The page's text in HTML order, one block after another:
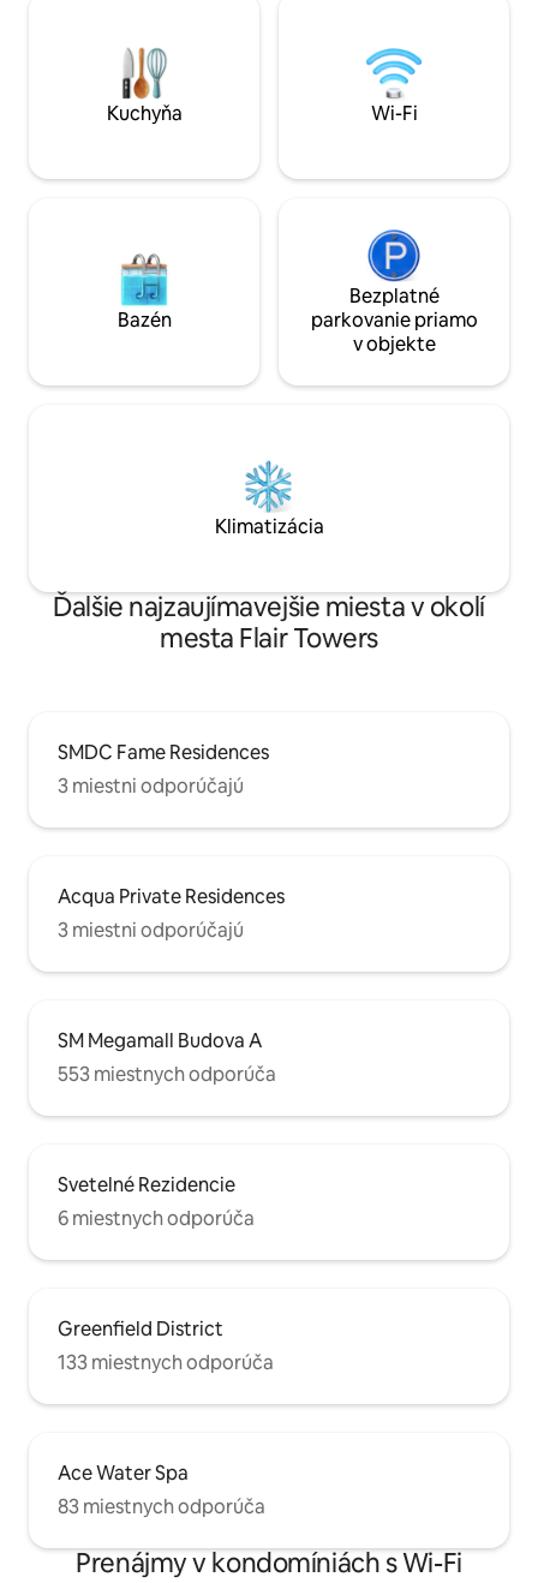
rozkladacia pohovka ✔ Plne vybavená
kuchyňa ✔ 50-palcový televízor so
službami Netflix, Disney+ a YouTube ✔
PS5 ✔ Wi-Fi až 100 Mb/s ✔ Hlasové
mačiek! 😻🌟 Ste pripravení dopriať si
lásku k mačkám
možným
pobyt v Neko
Kuchyňa Wi-Fi
Bazén
Bezplatné
parkovanie priamo
v objekte
Klimatizácia
Ďalšie najzaujímavejšie miesta v okolí
mesta Flair Towers
SMDC Fame Residences
3 miestni odporúčajú
Acqua Private Residences
3 miestni odporúčajú
SM Megamall Budova A
553 miestnych odporúča
Svetelné Rezidencie
6 miestnych odporúča
Greenfield District
133 miestnych odporúča
Ace Water Spa
83 miestnych odporúča
Prenájmy v kondomíniách s Wi-Fi